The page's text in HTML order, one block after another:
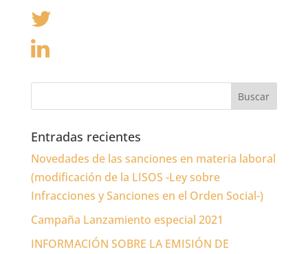
Entradas recientes
Novedades de las sanciones en materia laboral
(modificación de la LISOS -Ley sobre
Infracciones y Sanciones en el Orden Social-)
Campaña Lanzamiento especial 2021
INFORMACIÓN SOBRE LA EMISIÓN DE